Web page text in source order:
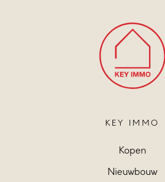
KEY IMMO
Kopen
Nieuwbouw